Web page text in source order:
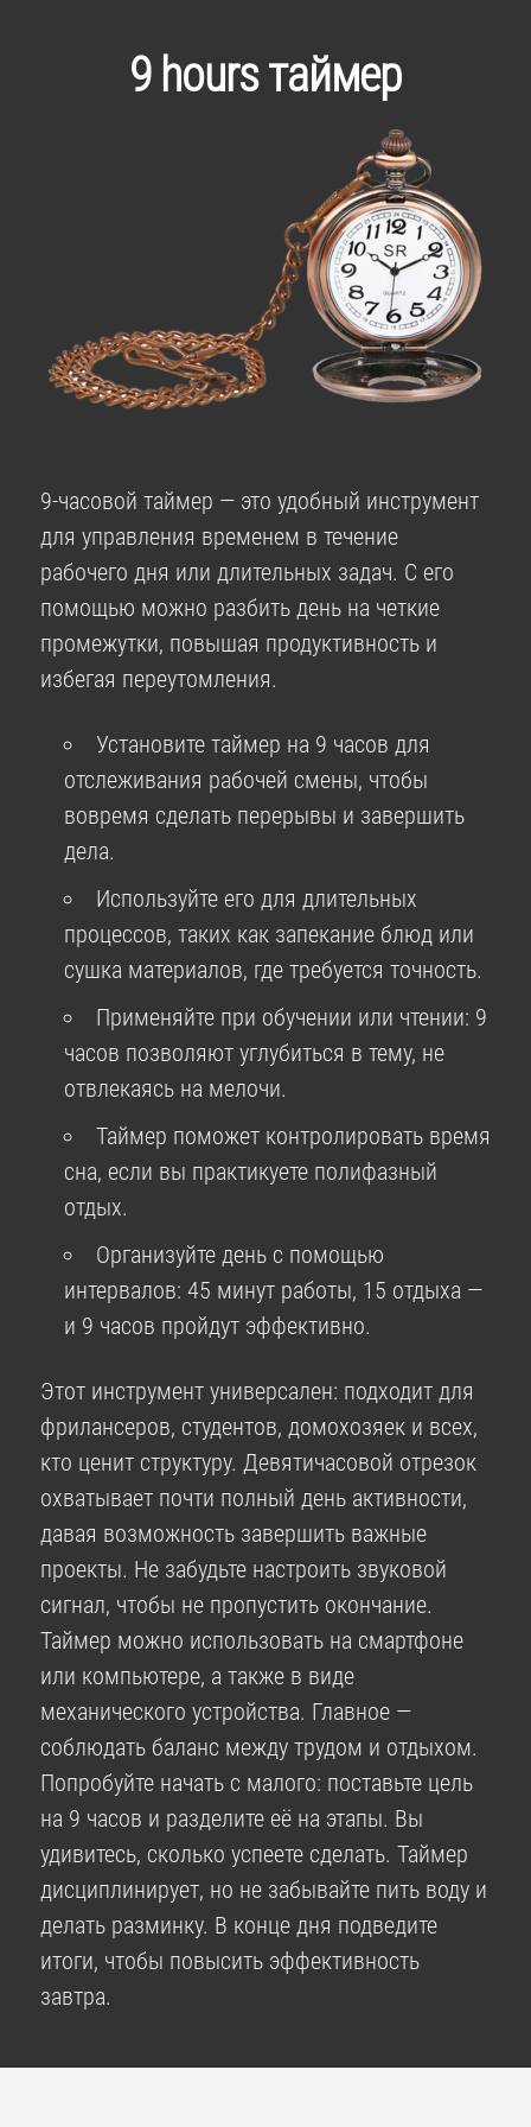
9 hours таймер
9-часовой таймер — это удобный инструмент
для управления временем в течение
рабочего дня или длительных задач. С его
помощью можно разбить день на четкие
промежутки, повышая продуктивность и
избегая переутомления.
Установите таймер на 9 часов для
отслеживания рабочей смены, чтобы
вовремя сделать перерывы и завершить
дела.
Используйте его для длительных
процессов, таких как запекание блюд или
сушка материалов, где требуется точность.
Применяйте при обучении или чтении: 9
часов позволяют углубиться в тему, не
отвлекаясь на мелочи.
Таймер поможет контролировать время
сна, если вы практикуете полифазный
отдых.
Организуйте день с помощью
интервалов: 45 минут работы, 15 отдыха —
и 9 часов пройдут эффективно.
Этот инструмент универсален: подходит для
фрилансеров, студентов, домохозяек и всех,
кто ценит структуру. Девятичасовой отрезок
охватывает почти полный день активности,
давая возможность завершить важные
проекты. Не забудьте настроить звуковой
сигнал, чтобы не пропустить окончание.
Таймер можно использовать на смартфоне
или компьютере, а также в виде
механического устройства. Главное —
соблюдать баланс между трудом и отдыхом.
Попробуйте начать с малого: поставьте цель
на 9 часов и разделите её на этапы. Вы
удивитесь, сколько успеете сделать. Таймер
дисциплинирует, но не забывайте пить воду и
делать разминку. В конце дня подведите
итоги, чтобы повысить эффективность
завтра.